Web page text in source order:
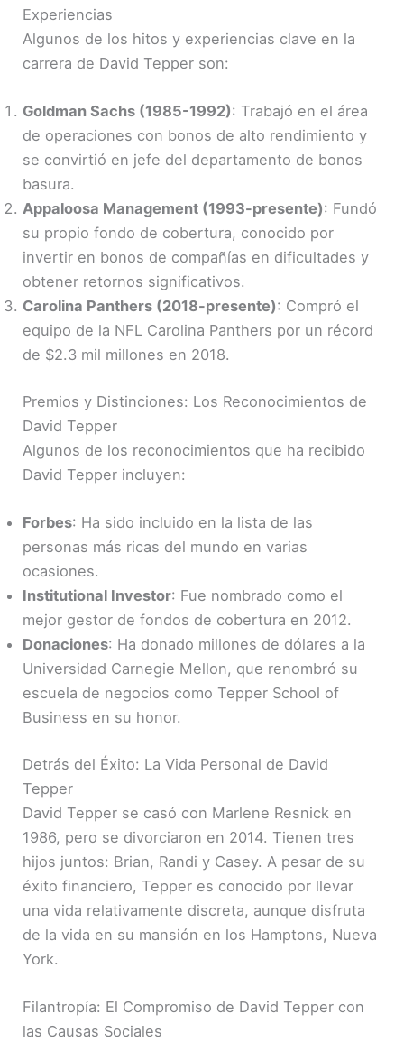
Experiencias
Algunos de los hitos y experiencias clave en la
carrera de David Tepper son:
Goldman Sachs (1985-1992): Trabajó en el área
de operaciones con bonos de alto rendimiento y
se convirtió en jefe del departamento de bonos
basura.
Appaloosa Management (1993-presente): Fundó
su propio fondo de cobertura, conocido por
invertir en bonos de compañías en dificultades y
obtener retornos significativos.
Carolina Panthers (2018-presente): Compró el
equipo de la NFL Carolina Panthers por un récord
de $2.3 mil millones en 2018.
Premios y Distinciones: Los Reconocimientos de
David Tepper
Algunos de los reconocimientos que ha recibido
David Tepper incluyen:
Forbes: Ha sido incluido en la lista de las
personas más ricas del mundo en varias
ocasiones.
Institutional Investor: Fue nombrado como el
mejor gestor de fondos de cobertura en 2012.
Donaciones: Ha donado millones de dólares a la
Universidad Carnegie Mellon, que renombró su
escuela de negocios como Tepper School of
Business en su honor.
Detrás del Éxito: La Vida Personal de David
Tepper
David Tepper se casó con Marlene Resnick en
1986, pero se divorciaron en 2014. Tienen tres
hijos juntos: Brian, Randi y Casey. A pesar de su
éxito financiero, Tepper es conocido por llevar
una vida relativamente discreta, aunque disfruta
de la vida en su mansión en los Hamptons, Nueva
York.
Filantropía: El Compromiso de David Tepper con
las Causas Sociales